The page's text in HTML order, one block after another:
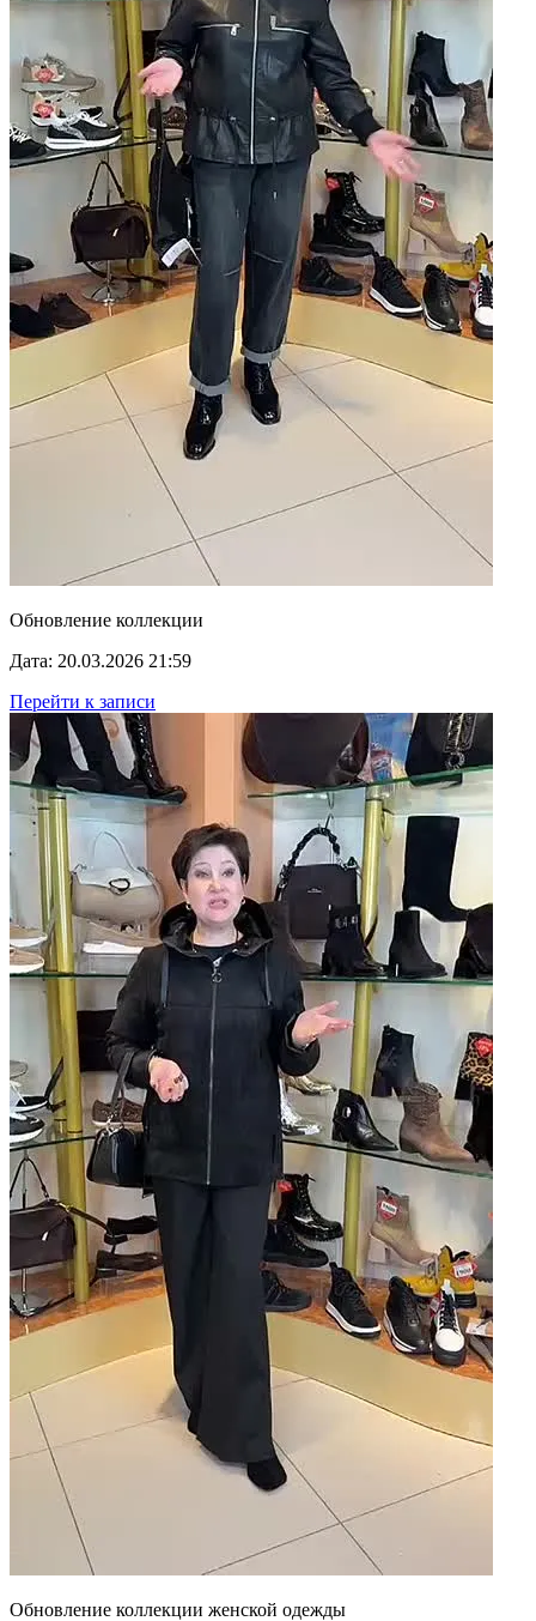
Обновление коллекции
Дата: 20.03.2026 21:59
Перейти к записи
Обновление коллекции женской одежды